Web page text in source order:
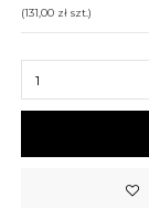
(131,00 zł szt.)